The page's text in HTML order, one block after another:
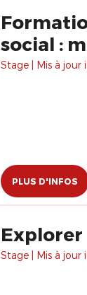
social :
Stage | Mis à jour
PLUS D'INFOS
Stage | Mis à jour